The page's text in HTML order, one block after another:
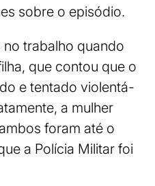
sobre o episódio.
no trabalho quando
que contou que o
e tentado violentá-
a mulher
foram até o
a Polícia Militar foi